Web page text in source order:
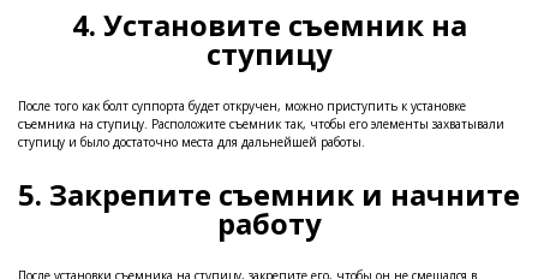
4. Установите съемник на
ступицу
После того как болт суппорта будет откручен, можно приступить к установке
съемника на ступицу. Расположите съемник так, чтобы его элементы захватывали
ступицу и было достаточно места для дальнейшей работы.
5. Закрепите съемник и начните
работу
После установки съемника на ступицу, закрепите его, чтобы он не смещался в